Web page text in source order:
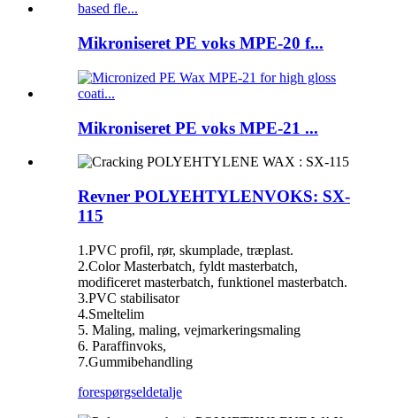
Mikroniseret PE voks MPE-20 f...
Mikroniseret PE voks MPE-21 ...
Revner POLYEHTYLENVOKS: SX-
115
1.PVC profil, rør, skumplade, træplast.
2.Color Masterbatch, fyldt masterbatch,
modificeret masterbatch, funktionel masterbatch.
3.PVC stabilisator
4.Smeltelim
5. Maling, maling, vejmarkeringsmaling
6. Paraffinvoks,
7.Gummibehandling
forespørgseldetalje